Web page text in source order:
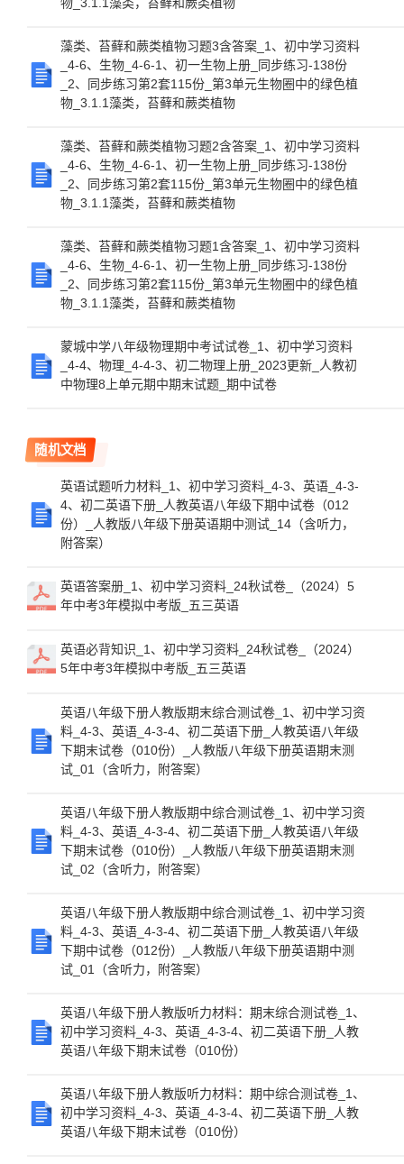
藻类、苔藓和蕨类植物习题3含答案_1、初中学习资料
_4-6、生物_4-6-1、初一生物上册_同步练习-138份
_2、同步练习第2套115份_第3单元生物圈中的绿色植
物_3.1.1藻类，苔藓和蕨类植物
藻类、苔藓和蕨类植物习题2含答案_1、初中学习资料
_4-6、生物_4-6-1、初一生物上册_同步练习-138份
_2、同步练习第2套115份_第3单元生物圈中的绿色植
物_3.1.1藻类，苔藓和蕨类植物
藻类、苔藓和蕨类植物习题1含答案_1、初中学习资料
_4-6、生物_4-6-1、初一生物上册_同步练习-138份
_2、同步练习第2套115份_第3单元生物圈中的绿色植
物_3.1.1藻类，苔藓和蕨类植物
蒙城中学八年级物理期中考试试卷_1、初中学习资料
_4-4、物理_4-4-3、初二物理上册_2023更新_人教初
中物理8上单元期中期末试题_期中试卷
随机文档
英语试题听力材料_1、初中学习资料_4-3、英语_4-3-
4、初二英语下册_人教英语八年级下期中试卷（012
份）_人教版八年级下册英语期中测试_14（含听力，
附答案）
英语答案册_1、初中学习资料_24秋试卷_（2024）5
年中考3年模拟中考版_五三英语
英语必背知识_1、初中学习资料_24秋试卷_（2024）
5年中考3年模拟中考版_五三英语
英语八年级下册人教版期末综合测试卷_1、初中学习资
料_4-3、英语_4-3-4、初二英语下册_人教英语八年级
下期末试卷（010份）_人教版八年级下册英语期末测
试_01（含听力，附答案）
英语八年级下册人教版期中综合测试卷_1、初中学习资
料_4-3、英语_4-3-4、初二英语下册_人教英语八年级
下期末试卷（010份）_人教版八年级下册英语期末测
试_02（含听力，附答案）
英语八年级下册人教版期中综合测试卷_1、初中学习资
料_4-3、英语_4-3-4、初二英语下册_人教英语八年级
下期中试卷（012份）_人教版八年级下册英语期中测
试_01（含听力，附答案）
英语八年级下册人教版听力材料：期末综合测试卷_1、
初中学习资料_4-3、英语_4-3-4、初二英语下册_人教
英语八年级下期末试卷（010份）
英语八年级下册人教版听力材料：期中综合测试卷_1、
初中学习资料_4-3、英语_4-3-4、初二英语下册_人教
英语八年级下期末试卷（010份）